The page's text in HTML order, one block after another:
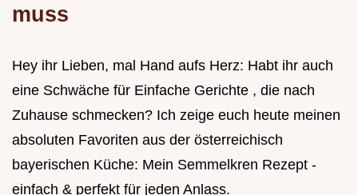
muss
Hey ihr Lieben, mal Hand aufs Herz: Habt ihr auch
eine Schwäche für Einfache Gerichte , die nach
Zuhause schmecken? Ich zeige euch heute meinen
absoluten Favoriten aus der österreichisch
bayerischen Küche: Mein Semmelkren Rezept -
einfach & perfekt für jeden Anlass.